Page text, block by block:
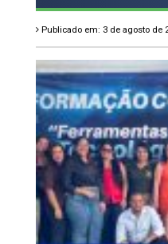
Publicado em: 3 de agosto de